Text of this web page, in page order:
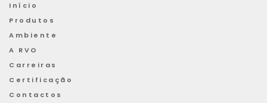
Início
Produtos
Ambiente
A RVO
Carreiras
Certificação
Contactos